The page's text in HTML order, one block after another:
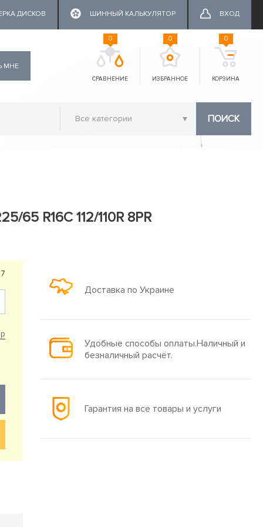
ДИСКОВ ШИННЫЙ КАЛЬКУЛЯТОР ВХОД
МНЕ
СРАВНЕНИЕ
0
ИЗБРАННОЕ
0
КОРЗИНА
0
ПОИСК
65 R16C 112/110R 8PR
Доставка по Украине
Удобные способы оплаты.Наличный и
безналичный расчёт.
Гарантия на все товары и услуги